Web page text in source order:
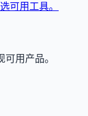
可用工具。
用产品。